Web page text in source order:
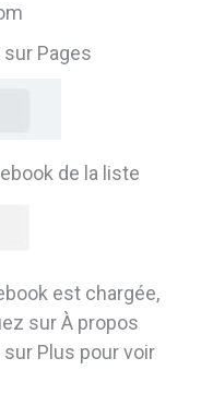
Pages
de la liste
est chargée,
sur À propos
Plus pour voir